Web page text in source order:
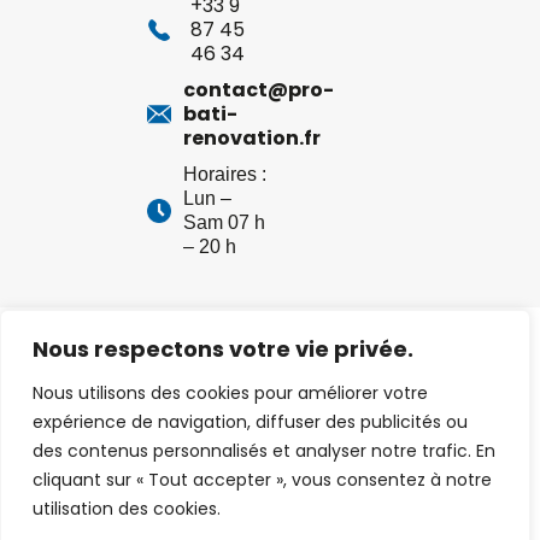
Nous respectons votre vie privée.
Nous utilisons des cookies pour améliorer votre
expérience de navigation, diffuser des publicités ou
des contenus personnalisés et analyser notre trafic. En
cliquant sur « Tout accepter », vous consentez à notre
utilisation des cookies.
+33 9
87 45
46 34
contact@pro-
bati-
renovation.fr
Horaires :
Lun –
Sam 07 h
– 20 h
Strategy